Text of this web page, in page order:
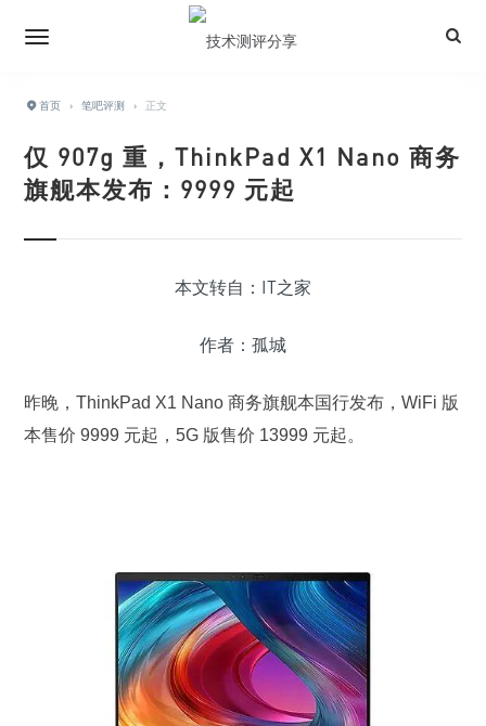
首页 › 笔吧评测 › 正文
仅 907g 重，ThinkPad X1 Nano 商务
旗舰本发布：9999 元起
本文转自：IT之家
作者：孤城
昨晚，ThinkPad X1 Nano 商务旗舰本国行发布，WiFi 版
本售价 9999 元起，5G 版售价 13999 元起。